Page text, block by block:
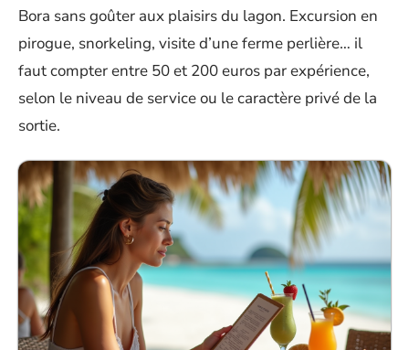
Bora sans goûter aux plaisirs du lagon. Excursion en
pirogue, snorkeling, visite d’une ferme perlière… il
faut compter entre 50 et 200 euros par expérience,
selon le niveau de service ou le caractère privé de la
sortie.